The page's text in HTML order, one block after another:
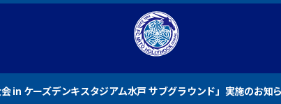
in ケーズデンキスタジアム水戸 サブグラウンド」実施のお知